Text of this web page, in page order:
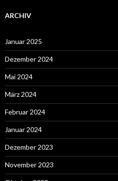
ARCHIV
Januar 2025
Dezember 2024
Mai 2024
März 2024
Februar 2024
Januar 2024
Dezember 2023
November 2023